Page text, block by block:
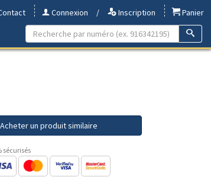
Connexion / Inscription
Panier
Acheter un produit similaire
sécurisés